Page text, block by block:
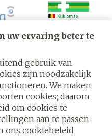
uw ervaring beter te
gebruik van
zijn noodzakelijk
We maken
cookies; daarom
om cookies te
aan te passen.
ons cookiebeleid